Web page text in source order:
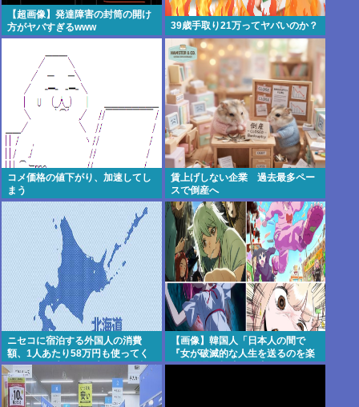
【超画像】発達障害の封筒の開け
方がヤバすぎるwww
39歳手取り21万ってヤバいのか？
コメ価格の値下がり、加速してし
まう
賃上げしない企業 過去最多ペー
スで倒産へ
ニセコに宿泊する外国人の消費
額、1人あたり58万円も使ってく
れることが判明。日本人の4.6倍
【画像】韓国人「日本人の間で
『女が破滅的な人生を送るのを楽
しむ陰湿な趣味』が流行ってい